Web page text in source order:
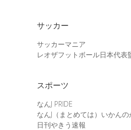
サッカー
サッカーマニア
レオザフットボール日本代表
スポーツ
なんJ PRIDE
なんJ（まとめては）いかんの
日刊やきう速報